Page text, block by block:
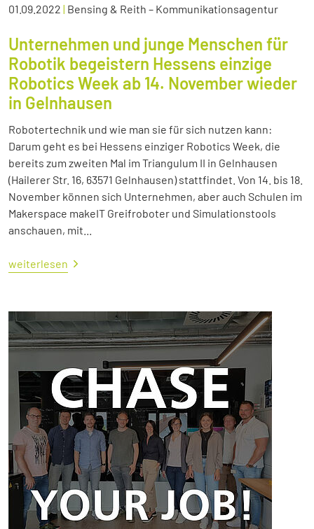
01.09.2022 | Bensing & Reith – Kommunikationsagentur
Unternehmen und junge Menschen für
Robotik begeistern Hessens einzige
Robotics Week ab 14. November wieder
in Gelnhausen
Robotertechnik und wie man sie für sich nutzen kann:
Darum geht es bei Hessens einziger Robotics Week, die
bereits zum zweiten Mal im Triangulum II in Gelnhausen
(Hailerer Str. 16, 63571 Gelnhausen) stattfindet. Von 14. bis 18.
November können sich Unternehmen, aber auch Schulen im
Makerspace makeIT Greifroboter und Simulationstools
anschauen, mit...
weiterlesen